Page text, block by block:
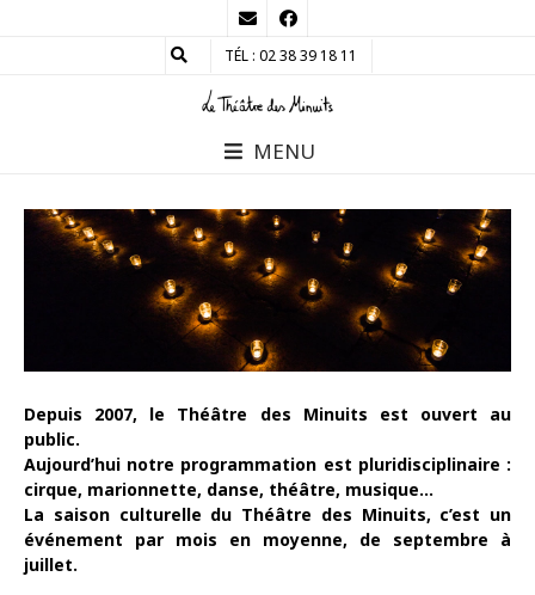
TÉL : 02 38 39 18 11
MENU
Depuis 2007, le Théâtre des Minuits est ouvert au
public.
Aujourd’hui notre programmation est pluridisciplinaire :
cirque, marionnette, danse, théâtre, musique…
La saison culturelle du Théâtre des Minuits, c’est un
événement par mois en moyenne, de septembre à
juillet.